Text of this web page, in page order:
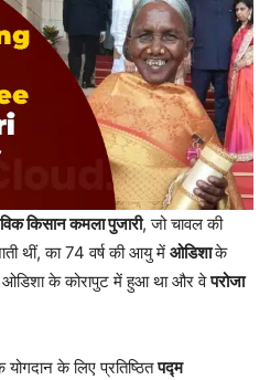
किसान कमला पुजारी, जो चावल की
थीं, का 74 वर्ष की आयु में ओडिशाके
के कोरापुट में हुआ था और वेपरोजा
के लिए प्रतिष्ठितपद्म